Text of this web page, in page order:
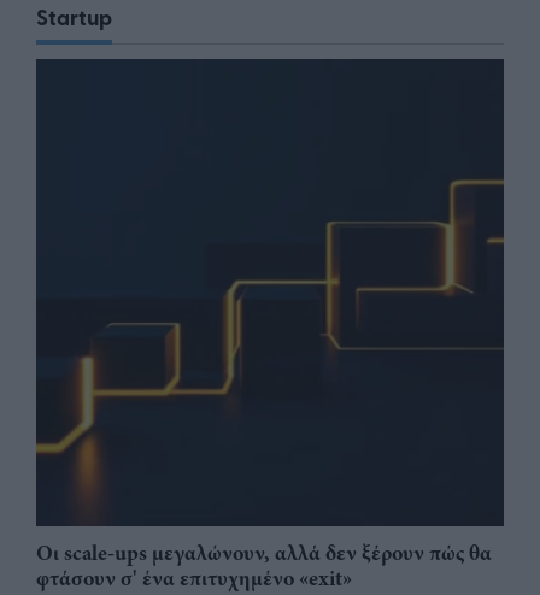
Startup
Οι scale-ups μεγαλώνουν, αλλά δεν ξέρουν πώς θα
φτάσουν σ' ένα επιτυχημένο «exit»